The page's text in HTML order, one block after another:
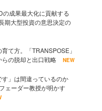
成果最大化に貢献する
期大型投資の意思決定の
て方。「TRANSPOSE」
の脱却と出口戦略
NEW
」は間違っているのか
ェーダー教授が明かす